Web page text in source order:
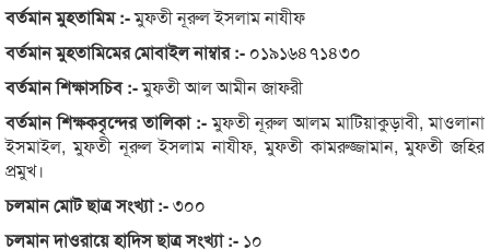
বর্তমান মুহতামিম :-মুফতী নূরুল ইসলাম নাযীফ
বর্তমান মুহতামিমের মোবাইল নাম্বার :- ০১৯১৬৪৭১৪৩০
বর্তমান শিক্ষাসচিব :-মুফতী আল আমীন জাফরী
বর্তমান শিক্ষকবৃন্দের তালিকা :-মুফতী নূরুল আলম মাটিয়াকুড়াবী, মাওলানা
ইসমাইল, মুফতী নূরুল ইসলাম নাযীফ, মুফতী কামরুজ্জামান, মুফতী জহির
প্রমুখ।
চলমান মোট ছাত্র সংখ্যা :-৩০০
চলমান দাওরায়ে হাদিস ছাত্র সংখ্যা :- ১০